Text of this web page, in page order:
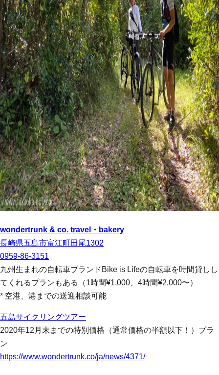
wondertrunk & co. travel・bakery
長崎県五島市富江町田尾1302
0959-86-3151
九州生まれの自転車ブランドBike is Lifeの自転車を時間貸しし
てくれるプランもある（1時間¥1,000、4時間¥2,000〜）
* 空港、港までの送迎相談可能
五島サイクリングツアー
2020年12月末までの特別価格（通常価格の半額以下！）プラ
ン
https://www.wondertrunk.co/ja/news/4371/